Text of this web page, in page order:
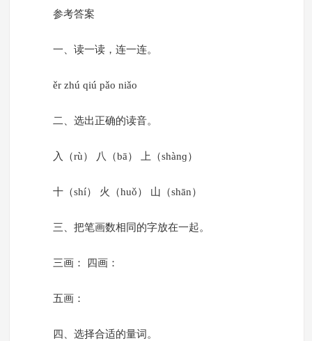
参考答案
一、读一读，连一连。
ěr zhú qiú pǎo niǎo
二、选出正确的读音。
入（rù） 八（bā） 上（shànɡ）
十（shí） 火（huǒ） 山（shān）
三、把笔画数相同的字放在一起。
三画： 四画：
五画：
四、选择合适的量词。